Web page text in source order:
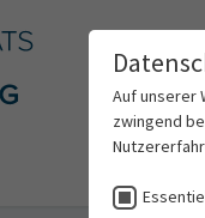
Auf unserer
zwingend